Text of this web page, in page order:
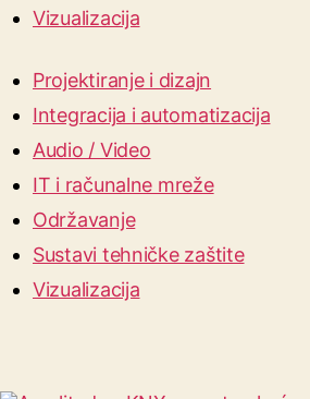
Vizualizacija
Projektiranje i dizajn
Integracija i automatizacija
Audio / Video
IT i računalne mreže
Održavanje
Sustavi tehničke zaštite
Vizualizacija